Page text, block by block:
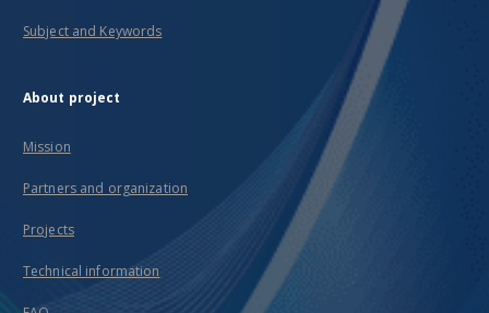
Subject and Keywords
About project
Mission
Partners and organization
Projects
Technical information